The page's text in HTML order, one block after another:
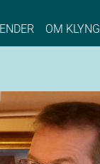
OM